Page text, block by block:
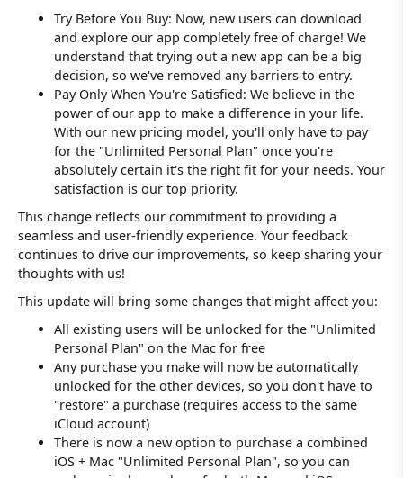
Try Before You Buy: Now, new users can download
and explore our app completely free of charge! We
understand that trying out a new app can be a big
decision, so we've removed any barriers to entry.
Pay Only When You're Satisfied: We believe in the
power of our app to make a difference in your life.
With our new pricing model, you'll only have to pay
for the "Unlimited Personal Plan" once you're
absolutely certain it's the right fit for your needs. Your
satisfaction is our top priority.
This change reflects our commitment to providing a
seamless and user-friendly experience. Your feedback
continues to drive our improvements, so keep sharing your
thoughts with us!
This update will bring some changes that might affect you:
All existing users will be unlocked for the "Unlimited
Personal Plan" on the Mac for free
Any purchase you make will now be automatically
unlocked for the other devices, so you don't have to
"restore" a purchase (requires access to the same
iCloud account)
There is now a new option to purchase a combined
iOS + Mac "Unlimited Personal Plan", so you can